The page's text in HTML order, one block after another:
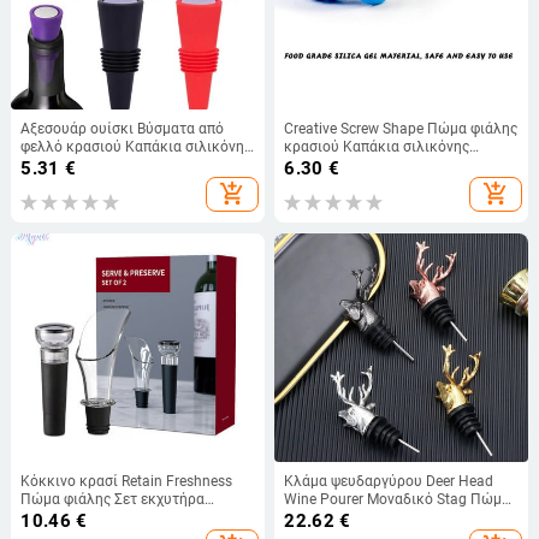
Αξεσουάρ ουίσκι Βύσματα από
φελλό κρασιού Καπάκια σιλικόνης
Καπάκι μπουκαλιού Κοντά Πώμα
φιάλης κρασιού Μπάρες κουζίνας
Εργαλεία Απόδειξη διαρροής
5.31 €
add_shopping_cart
Creative Screw Shape Πώμα φιάλης
κρασιού Καπάκια σιλικόνης
Vacuum Stop Sealer Beer Drinks
Wine Corks Bar Εργαλεία Αξεσουάρ
Αρχική
6.30 €
add_shopping_cart
Κόκκινο κρασί Retain Freshness
Πώμα φιάλης Σετ εκχυτήρα
Συντηρητικό στεγανωτικό πώμα
αντλίας αέρα Πώμα στεγανωτικού
10.46 €
Κλάμα ψευδαργύρου Deer Head
Wine Pourer Μοναδικό Stag Πώμα
φιαλών κρασιού Wine Aerators
Εργαλεία μπαρ Αξεσουάρ κουζίνας
22.62 €